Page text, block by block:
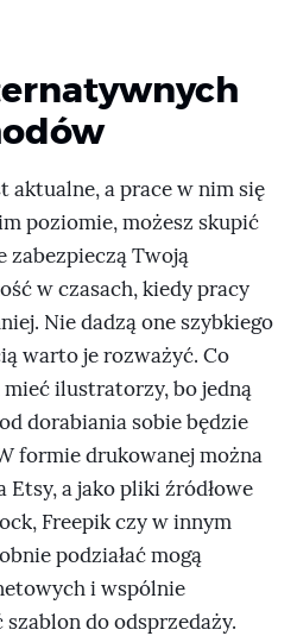
aktualne, a prace w nim się
poziomie, możesz skupić
zabezpieczą Twoją
w czasach, kiedy pracy
Nie dadzą one szybkiego
warto je rozważyć. Co
mieć ilustratorzy, bo jedną
dorabiania sobie będzie
formie drukowanej można
Etsy, a jako pliki źródłowe
Freepik czy w innym
podziałać mogą
i wspólnie
do odsprzedaży.